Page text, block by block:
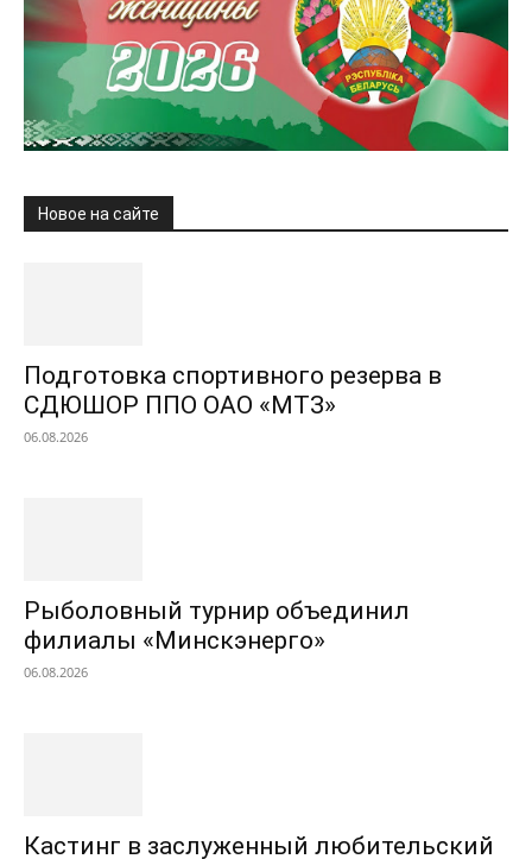
Новое на сайте
Подготовка спортивного резерва в
СДЮШОР ППО ОАО «МТЗ»
06.08.2026
Рыболовный турнир объединил
филиалы «Минскэнерго»
06.08.2026
Кастинг в заслуженный любительский